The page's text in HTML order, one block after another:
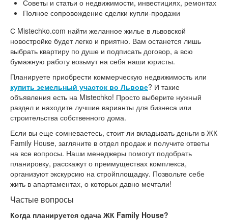
Советы и статьи о недвижимости, инвестициях, ремонтах
Полное сопровождение сделки купли-продажи
С Mistechko.com найти желанное жилье в львовской
новостройке будет легко и приятно. Вам останется лишь
выбрать квартиру по душе и подписать договор, а всю
бумажную работу возьмут на себя наши юристы.
Планируете приобрести коммерческую недвижимость или
купить земельный участок во Львове? И такие
объявления есть на Mistechko! Просто выберите нужный
раздел и находите лучшие варианты для бизнеса или
строительства собственного дома.
Если вы еще сомневаетесь, стоит ли вкладывать деньги в ЖК
Family House, загляните в отдел продаж и получите ответы
на все вопросы. Наши менеджеры помогут подобрать
планировку, расскажут о преимуществах комплекса,
организуют экскурсию на стройплощадку. Позвольте себе
жить в апартаментах, о которых давно мечтали!
Частые вопросы
Когда планируется сдача ЖК Family House?